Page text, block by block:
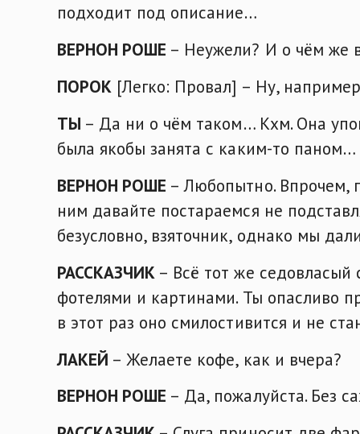
подходит под описание…
ВЕРНОН РОШЕ – Неужели? И о чём же
ПОРОК [Легко: Провал] – Ну,
ТЫ – Да ни о чём таком… Кхм. Она
была якобы занята с каким-то
ВЕРНОН РОШЕ – Любопытно. Впрочем,
ним давайте постараемся не
безусловно, взяточник, однако мы
РАССКАЗЧИК – Всё тот же седовласый
фотелями и картинами. Ты опасливо
в этот раз оно смилостивится и не
ЛАКЕЙ – Желаете кофе, как и вчера?
ВЕРНОН РОШЕ – Да, пожалуйста. Без